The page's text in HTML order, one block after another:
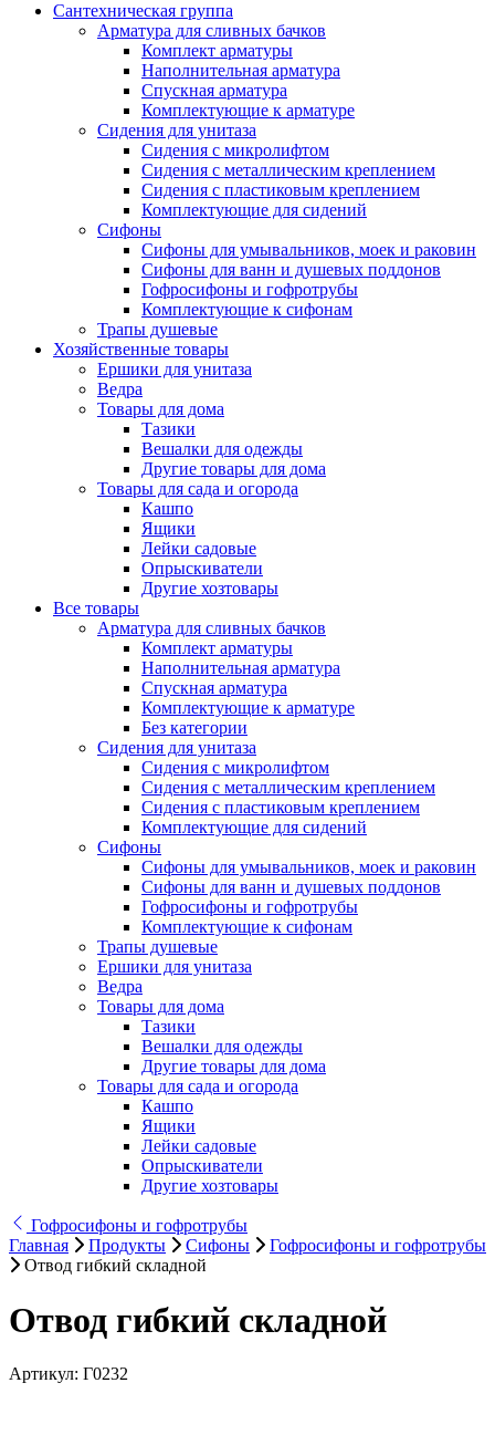
Сантехническая группа
Арматура для сливных бачков
Комплект арматуры
Наполнительная арматура
Спускная арматура
Комплектующие к арматуре
Сидения для унитаза
Сидения с микролифтом
Сидения с металлическим креплением
Сидения с пластиковым креплением
Комплектующие для сидений
Сифоны
Сифоны для умывальников, моек и раковин
Сифоны для ванн и душевых поддонов
Гофросифоны и гофротрубы
Комплектующие к сифонам
Трапы душевые
Хозяйственные товары
Ершики для унитаза
Ведра
Товары для дома
Тазики
Вешалки для одежды
Другие товары для дома
Товары для сада и огорода
Кашпо
Ящики
Лейки садовые
Опрыскиватели
Другие хозтовары
Все товары
Арматура для сливных бачков
Комплект арматуры
Наполнительная арматура
Спускная арматура
Комплектующие к арматуре
Без категории
Сидения для унитаза
Сидения с микролифтом
Сидения с металлическим креплением
Сидения с пластиковым креплением
Комплектующие для сидений
Сифоны
Сифоны для умывальников, моек и раковин
Сифоны для ванн и душевых поддонов
Гофросифоны и гофротрубы
Комплектующие к сифонам
Трапы душевые
Ершики для унитаза
Ведра
Товары для дома
Тазики
Вешалки для одежды
Другие товары для дома
Товары для сада и огорода
Кашпо
Ящики
Лейки садовые
Опрыскиватели
Другие хозтовары
Гофросифоны и гофротрубы
Главная
Продукты Сифоны
Гофросифоны и гофротрубы
Отвод гибкий складной
Отвод гибкий складной
Артикул: Г0232